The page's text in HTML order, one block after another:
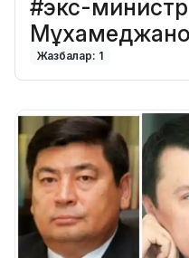
#экс-
Жазбалар: 1